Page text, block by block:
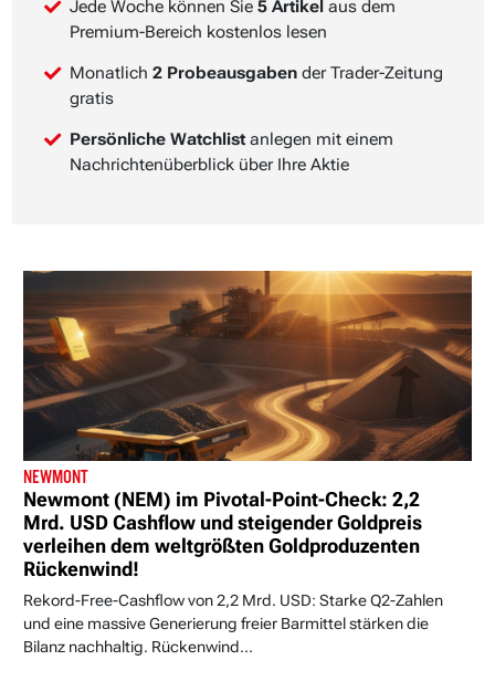
Jede Woche können Sie 5 Artikel aus dem
Premium-Bereich kostenlos lesen
Monatlich 2 Probeausgaben der Trader-Zeitung
gratis
Persönliche Watchlist anlegen mit einem
Nachrichtenüberblick über Ihre Aktie
NEWMONT
Newmont (NEM) im Pivotal-Point-Check: 2,2
Mrd. USD Cashflow und steigender Goldpreis
verleihen dem weltgrößten Goldproduzenten
Rückenwind!
Rekord-Free-Cashflow von 2,2 Mrd. USD: Starke Q2-Zahlen
und eine massive Generierung freier Barmittel stärken die
Bilanz nachhaltig. Rückenwind...